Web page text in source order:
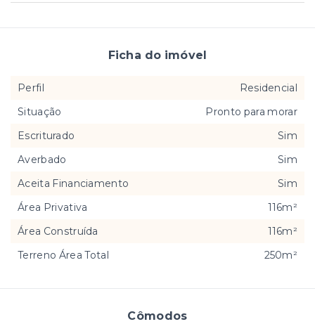
Cômodos
Ficha do imóvel
Perfil
Residencial
Situação
Pronto para morar
Escriturado
Sim
Averbado
Sim
Aceita Financiamento
Sim
Área Privativa
116m²
Área Construída
116m²
Terreno Área Total
250m²